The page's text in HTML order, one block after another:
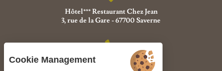
Hôtel*** Restaurant Chez Jean
3, rue de la Gare - 67700 Saverne
+33 (0)3 88 91 10 19
Cookie Management